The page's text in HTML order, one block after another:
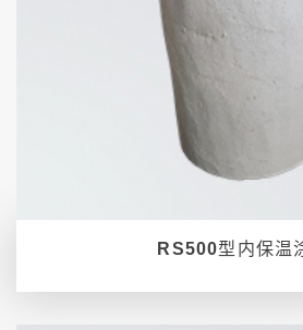
RS500型内保温